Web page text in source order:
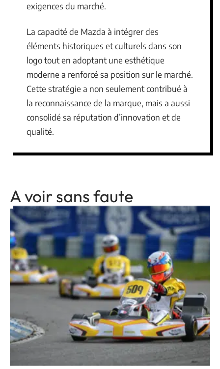
exigences du marché.
La capacité de Mazda à intégrer des
éléments historiques et culturels dans son
logo tout en adoptant une esthétique
moderne a renforcé sa position sur le marché.
Cette stratégie a non seulement contribué à
la reconnaissance de la marque, mais a aussi
consolidé sa réputation d’innovation et de
qualité.
A voir sans faute